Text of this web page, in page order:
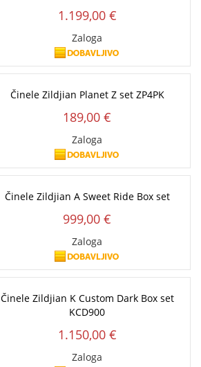
1.199,00 €
Zaloga
Činele Zildjian Planet Z set ZP4PK
189,00 €
Zaloga
Činele Zildjian A Sweet Ride Box set
999,00 €
Zaloga
Činele Zildjian K Custom Dark Box set
KCD900
1.150,00 €
Zaloga